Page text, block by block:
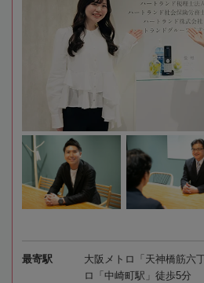
最寄駅
大阪メトロ「天神橋筋六
ロ「中崎町駅」徒歩5分